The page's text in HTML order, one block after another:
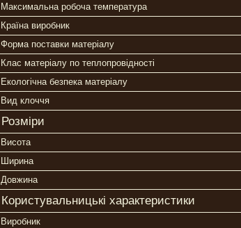
Максимальна робоча температура
Країна виробник
Форма поставки матеріалу
Клас матеріалу по теплопровідності
Екологічна безпека матеріалу
Вид клоччя
Розміри
Висота
Ширина
Довжина
Користувальницькі характеристики
Виробник